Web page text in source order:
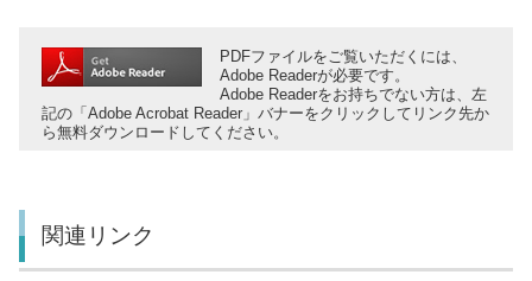
PDFファイルをご覧いただくには、
Adobe Readerが必要です。
Adobe Readerをお持ちでない方は、左
記の「Adobe Acrobat Reader」バナーをクリックしてリンク先か
ら無料ダウンロードしてください。
関連リンク